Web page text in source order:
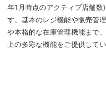
年1月時点のアクティブ店舗
す。基本のレジ機能や販売管
や本格的な在庫管理機能まで
上の多彩な機能をご提供してい